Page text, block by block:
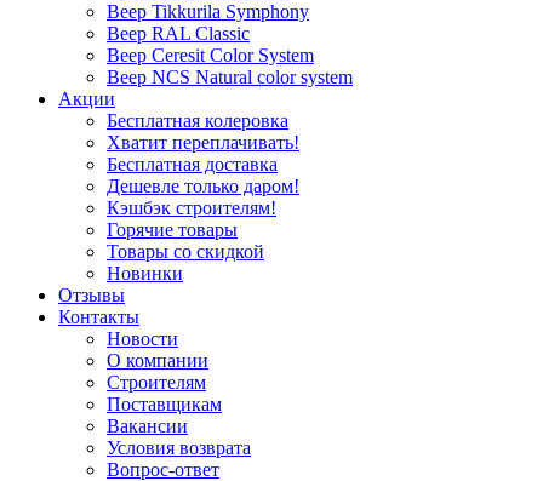
Веер Tikkurila Symphony
Веер RAL Classic
Веер Ceresit Color System
Веер NCS Natural color system
Акции
Бесплатная колеровка
Хватит переплачивать!
Бесплатная доставка
Дешевле только даром!
Кэшбэк строителям!
Горячие товары
Товары со скидкой
Новинки
Отзывы
Контакты
Новости
О компании
Строителям
Поставщикам
Вакансии
Условия возврата
Вопрос-ответ